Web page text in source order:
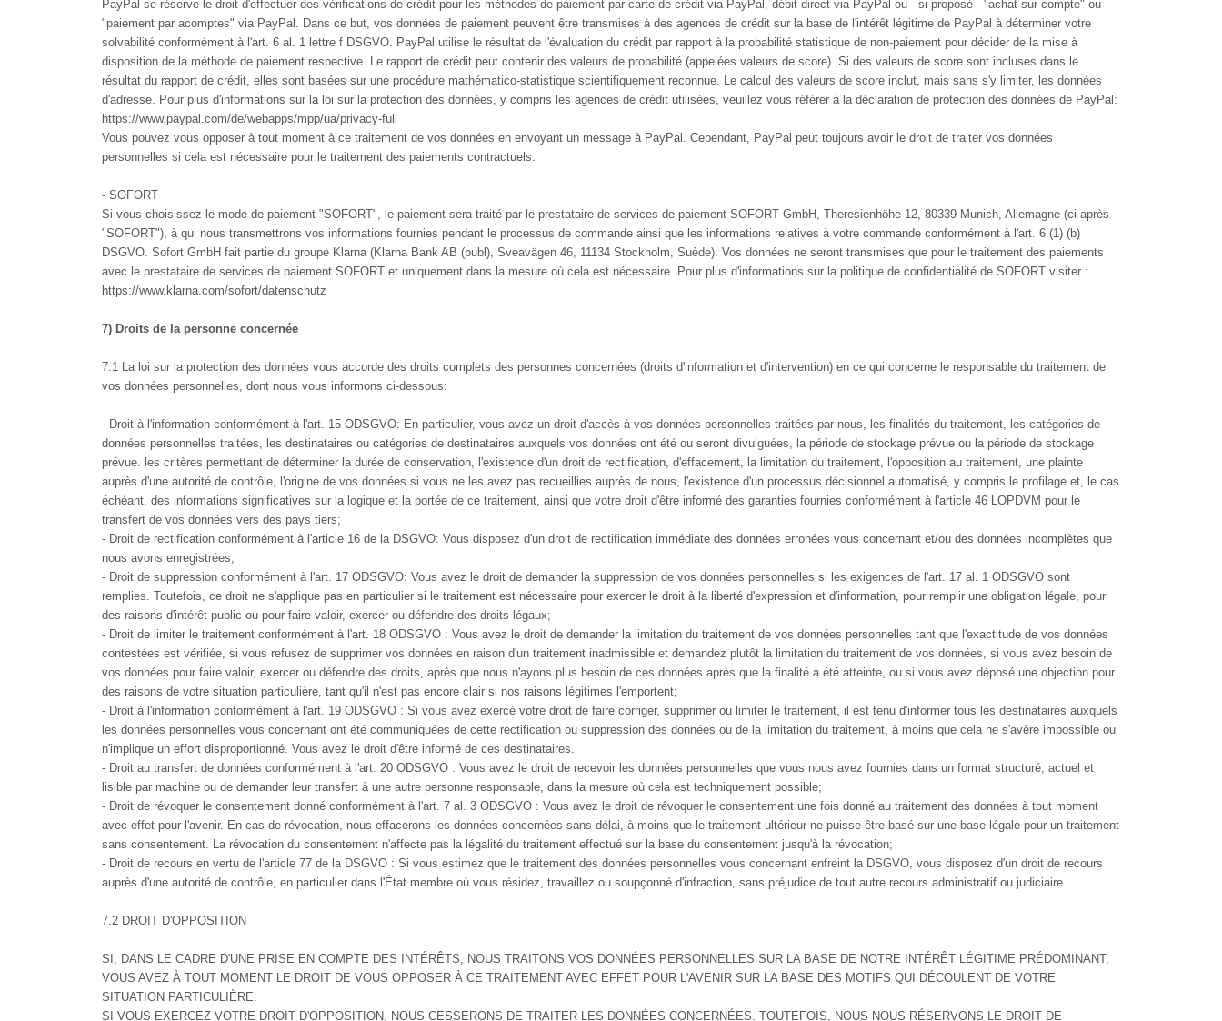
PayPal se réserve le droit d'effectuer des vérifications de crédit pour les méthodes de paiement par carte de crédit via PayPal, débit direct via PayPal ou - si proposé - "achat sur compte" ou
"paiement par acomptes" via PayPal. Dans ce but, vos données de paiement peuvent être transmises à des agences de crédit sur la base de l'intérêt légitime de PayPal à déterminer votre
solvabilité conformément à l'art. 6 al. 1 lettre f DSGVO. PayPal utilise le résultat de l'évaluation du crédit par rapport à la probabilité statistique de non-paiement pour décider de la mise à
disposition de la méthode de paiement respective. Le rapport de crédit peut contenir des valeurs de probabilité (appelées valeurs de score). Si des valeurs de score sont incluses dans le
résultat du rapport de crédit, elles sont basées sur une procédure mathématico-statistique scientifiquement reconnue. Le calcul des valeurs de score inclut, mais sans s'y limiter, les données
d'adresse. Pour plus d'informations sur la loi sur la protection des données, y compris les agences de crédit utilisées, veuillez vous référer à la déclaration de protection des données de PayPal:
https://www.paypal.com/de/webapps/mpp/ua/privacy-full
Vous pouvez vous opposer à tout moment à ce traitement de vos données en envoyant un message à PayPal. Cependant, PayPal peut toujours avoir le droit de traiter vos données
personnelles si cela est nécessaire pour le traitement des paiements contractuels.
- SOFORT
Si vous choisissez le mode de paiement "SOFORT", le paiement sera traité par le prestataire de services de paiement SOFORT GmbH, Theresienhöhe 12, 80339 Munich, Allemagne (ci-après
"SOFORT"), à qui nous transmettrons vos informations fournies pendant le processus de commande ainsi que les informations relatives à votre commande conformément à l'art. 6 (1) (b)
DSGVO. Sofort GmbH fait partie du groupe Klarna (Klarna Bank AB (publ), Sveavägen 46, 11134 Stockholm, Suède). Vos données ne seront transmises que pour le traitement des paiements
avec le prestataire de services de paiement SOFORT et uniquement dans la mesure où cela est nécessaire. Pour plus d'informations sur la politique de confidentialité de SOFORT visiter :
https://www.klarna.com/sofort/datenschutz
7) Droits de la personne concernée
7.1 La loi sur la protection des données vous accorde des droits complets des personnes concernées (droits d'information et d'intervention) en ce qui concerne le responsable du traitement de
vos données personnelles, dont nous vous informons ci-dessous:
- Droit à l'information conformément à l'art. 15 ODSGVO: En particulier, vous avez un droit d'accès à vos données personnelles traitées par nous, les finalités du traitement, les catégories de
données personnelles traitées, les destinataires ou catégories de destinataires auxquels vos données ont été ou seront divulguées, la période de stockage prévue ou la période de stockage
prévue. les critères permettant de déterminer la durée de conservation, l'existence d'un droit de rectification, d'effacement, la limitation du traitement, l'opposition au traitement, une plainte
auprès d'une autorité de contrôle, l'origine de vos données si vous ne les avez pas recueillies auprès de nous, l'existence d'un processus décisionnel automatisé, y compris le profilage et, le cas
échéant, des informations significatives sur la logique et la portée de ce traitement, ainsi que votre droit d'être informé des garanties fournies conformément à l'article 46 LOPDVM pour le
transfert de vos données vers des pays tiers;
- Droit de rectification conformément à l'article 16 de la DSGVO: Vous disposez d'un droit de rectification immédiate des données erronées vous concernant et/ou des données incomplètes que
nous avons enregistrées;
- Droit de suppression conformément à l'art. 17 ODSGVO: Vous avez le droit de demander la suppression de vos données personnelles si les exigences de l'art. 17 al. 1 ODSGVO sont
remplies. Toutefois, ce droit ne s'applique pas en particulier si le traitement est nécessaire pour exercer le droit à la liberté d'expression et d'information, pour remplir une obligation légale, pour
des raisons d'intérêt public ou pour faire valoir, exercer ou défendre des droits légaux;
- Droit de limiter le traitement conformément à l'art. 18 ODSGVO : Vous avez le droit de demander la limitation du traitement de vos données personnelles tant que l'exactitude de vos données
contestées est vérifiée, si vous refusez de supprimer vos données en raison d'un traitement inadmissible et demandez plutôt la limitation du traitement de vos données, si vous avez besoin de
vos données pour faire valoir, exercer ou défendre des droits, après que nous n'ayons plus besoin de ces données après que la finalité a été atteinte, ou si vous avez déposé une objection pour
des raisons de votre situation particulière, tant qu'il n'est pas encore clair si nos raisons légitimes l'emportent;
- Droit à l'information conformément à l'art. 19 ODSGVO : Si vous avez exercé votre droit de faire corriger, supprimer ou limiter le traitement, il est tenu d'informer tous les destinataires auxquels
les données personnelles vous concernant ont été communiquées de cette rectification ou suppression des données ou de la limitation du traitement, à moins que cela ne s'avère impossible ou
n'implique un effort disproportionné. Vous avez le droit d'être informé de ces destinataires.
- Droit au transfert de données conformément à l'art. 20 ODSGVO : Vous avez le droit de recevoir les données personnelles que vous nous avez fournies dans un format structuré, actuel et
lisible par machine ou de demander leur transfert à une autre personne responsable, dans la mesure où cela est techniquement possible;
- Droit de révoquer le consentement donné conformément à l'art. 7 al. 3 ODSGVO : Vous avez le droit de révoquer le consentement une fois donné au traitement des données à tout moment
avec effet pour l'avenir. En cas de révocation, nous effacerons les données concernées sans délai, à moins que le traitement ultérieur ne puisse être basé sur une base légale pour un traitement
sans consentement. La révocation du consentement n'affecte pas la légalité du traitement effectué sur la base du consentement jusqu'à la révocation;
- Droit de recours en vertu de l'article 77 de la DSGVO : Si vous estimez que le traitement des données personnelles vous concernant enfreint la DSGVO, vous disposez d'un droit de recours
auprès d'une autorité de contrôle, en particulier dans l'État membre où vous résidez, travaillez ou soupçonné d'infraction, sans préjudice de tout autre recours administratif ou judiciaire.
7.2 DROIT D'OPPOSITION
SI, DANS LE CADRE D'UNE PRISE EN COMPTE DES INTÉRÊTS, NOUS TRAITONS VOS DONNÉES PERSONNELLES SUR LA BASE DE NOTRE INTÉRÊT LÉGITIME PRÉDOMINANT,
VOUS AVEZ À TOUT MOMENT LE DROIT DE VOUS OPPOSER À CE TRAITEMENT AVEC EFFET POUR L'AVENIR SUR LA BASE DES MOTIFS QUI DÉCOULENT DE VOTRE
SITUATION PARTICULIÈRE.
SI VOUS EXERCEZ VOTRE DROIT D'OPPOSITION, NOUS CESSERONS DE TRAITER LES DONNÉES CONCERNÉES. TOUTEFOIS, NOUS NOUS RÉSERVONS LE DROIT DE